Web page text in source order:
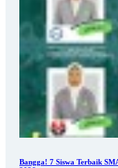
Bangga! 7 Siswa Terbaik